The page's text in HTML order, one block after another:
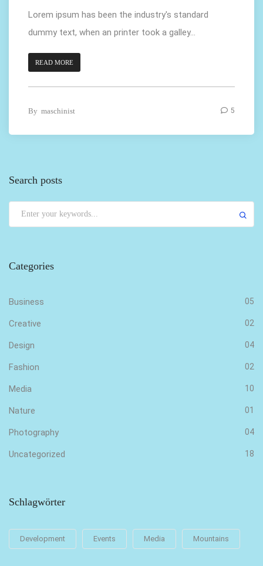
Lorem ipsum has been the industry's standard
dummy text, when an printer took a galley...
READ MORE
By maschinist 5
Search posts
Categories
Business 05
Creative 02
Design 04
Fashion 02
Media 10
Nature 01
Photography 04
Uncategorized 18
Schlagwörter
Development Events Media Mountains